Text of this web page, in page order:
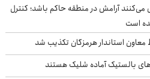
آرامش در منطقه حاکم باشد؛ کنترل
است
استاندار هرمزگان تکذیب شد
بالستیک آماده شلیک هستند